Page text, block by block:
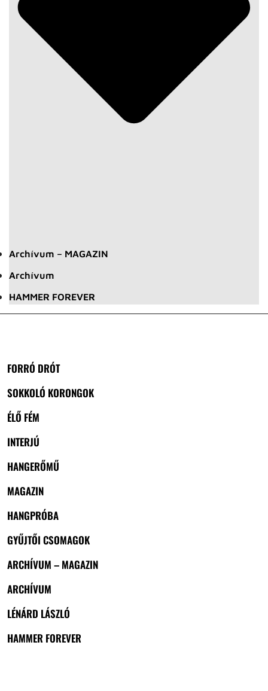
Archívum – MAGAZIN
Archívum
HAMMER FOREVER
FORRÓ DRÓT
SOKKOLÓ KORONGOK
ÉLŐ FÉM
INTERJÚ
HANGERŐMŰ
MAGAZIN
HANGPRÓBA
GYŰJTŐI CSOMAGOK
ARCHÍVUM – MAGAZIN
ARCHÍVUM
LÉNÁRD LÁSZLÓ
HAMMER FOREVER